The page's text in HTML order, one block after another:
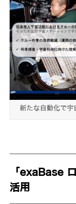
新たな自動化で宇
「exaBase
活用